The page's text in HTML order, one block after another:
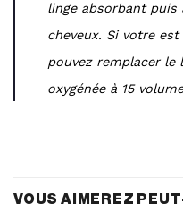
linge absorbant puis
cheveux. Si votre
pouvez remplacer le
oxygénée à 15
VOUS AIMEREZ